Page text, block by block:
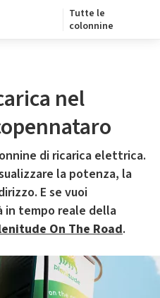
Tutte le
colonnine
nel
di ricarica elettrica.
la potenza, la
E se vuoi
in tempo reale della
On The Road.